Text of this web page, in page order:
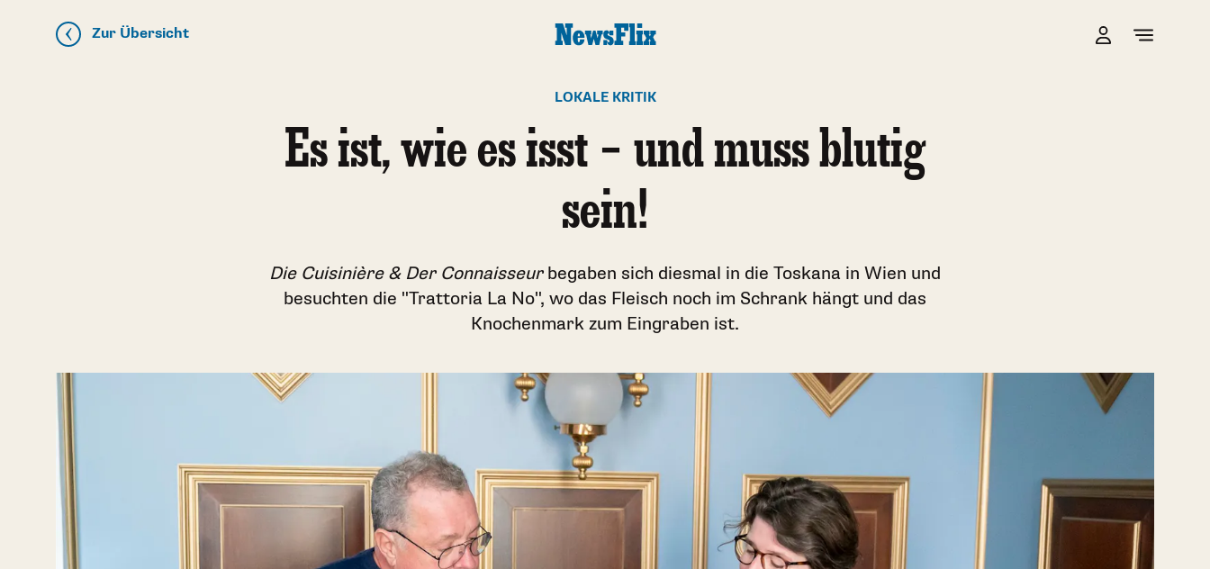
Zur Übersicht
LOKALE KRITIK
Es ist, wie es isst – und muss blutig
sein!
Die Cuisinière & Der Connaisseurbegaben sich diesmal in die Toskana in Wien und
besuchten die "Trattoria La No", wo das Fleisch noch im Schrank hängt und das
Knochenmark zum Eingraben ist.